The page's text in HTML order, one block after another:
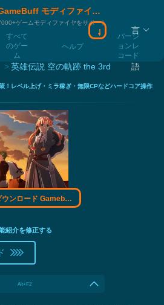
GameBuff モディファイヤモディファイヤ
ゲームモディファイヤをサポート
すべて
のゲー
ム
ヘルプ
バージ
ョンレ
コード
ダウンロード
言
語
英雄伝説 空の軌跡 the 3rd
！レベル上げ・ミラ稼ぎ・無限CPなどハードコア操作
ロード Gamebuff モディファイヤモディファイヤ
紹介を修正する
Alt+F2